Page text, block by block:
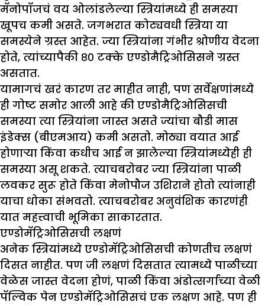
मॅनोपॉजचं वय ओलांडलेल्या स्त्रियांमध्ये ही समस्या
खूपच कमी असते. जगभरात कोट्यवधी स्त्रिया या
समस्येने ग्रस्त आहेत. ज्या स्त्रियांना गंभीर श्रोणीय वेदना
होते, त्यांच्यापैकी ८० टक्के एण्डोमैट्रिओसिसने ग्रस्त
असतात.
यामागचं खरं कारण तर माहीत नाही, पण सर्वेक्षणांमध्ये
ही गोष्ट समोर आली आहे की एण्डोमैट्रिओसिसची
समस्या त्या स्त्रियांना जास्त असते ज्यांचा बौडी मास
इंडेक्स (बीएमआय) कमी असतो. मोठ्या वयात आई
होणाऱ्या किंवा कधीच आई न झालेल्या स्त्रियांमध्येही ही
समस्या असू शकते. त्याचबरोबर ज्या स्त्रियांना पाळी
लवकर सुरू होते किंवा मेनोपौज उशिराने होतो त्यांनाही
याचा धोका संभवतो. त्याचबरोबर अनुवंशिक कारणंही
यात महत्त्वाची भूमिका साकारतात.
एण्डोमॅट्रिओसिसची लक्षणं
अनेक स्त्रियांमध्ये एण्डोमॅट्रिओसिसची कोणतीच लक्षणं
दिसत नाहीत. पण जी लक्षणं दिसतात त्यामध्ये पाळीच्या
वेळेस जास्त वेदना होणं, पाळी किंवा अंडोत्सर्गाच्या वेळी
पॅल्विक पेन एण्डोमॅट्रिओसिसचं एक लक्षण आहे. पण ही